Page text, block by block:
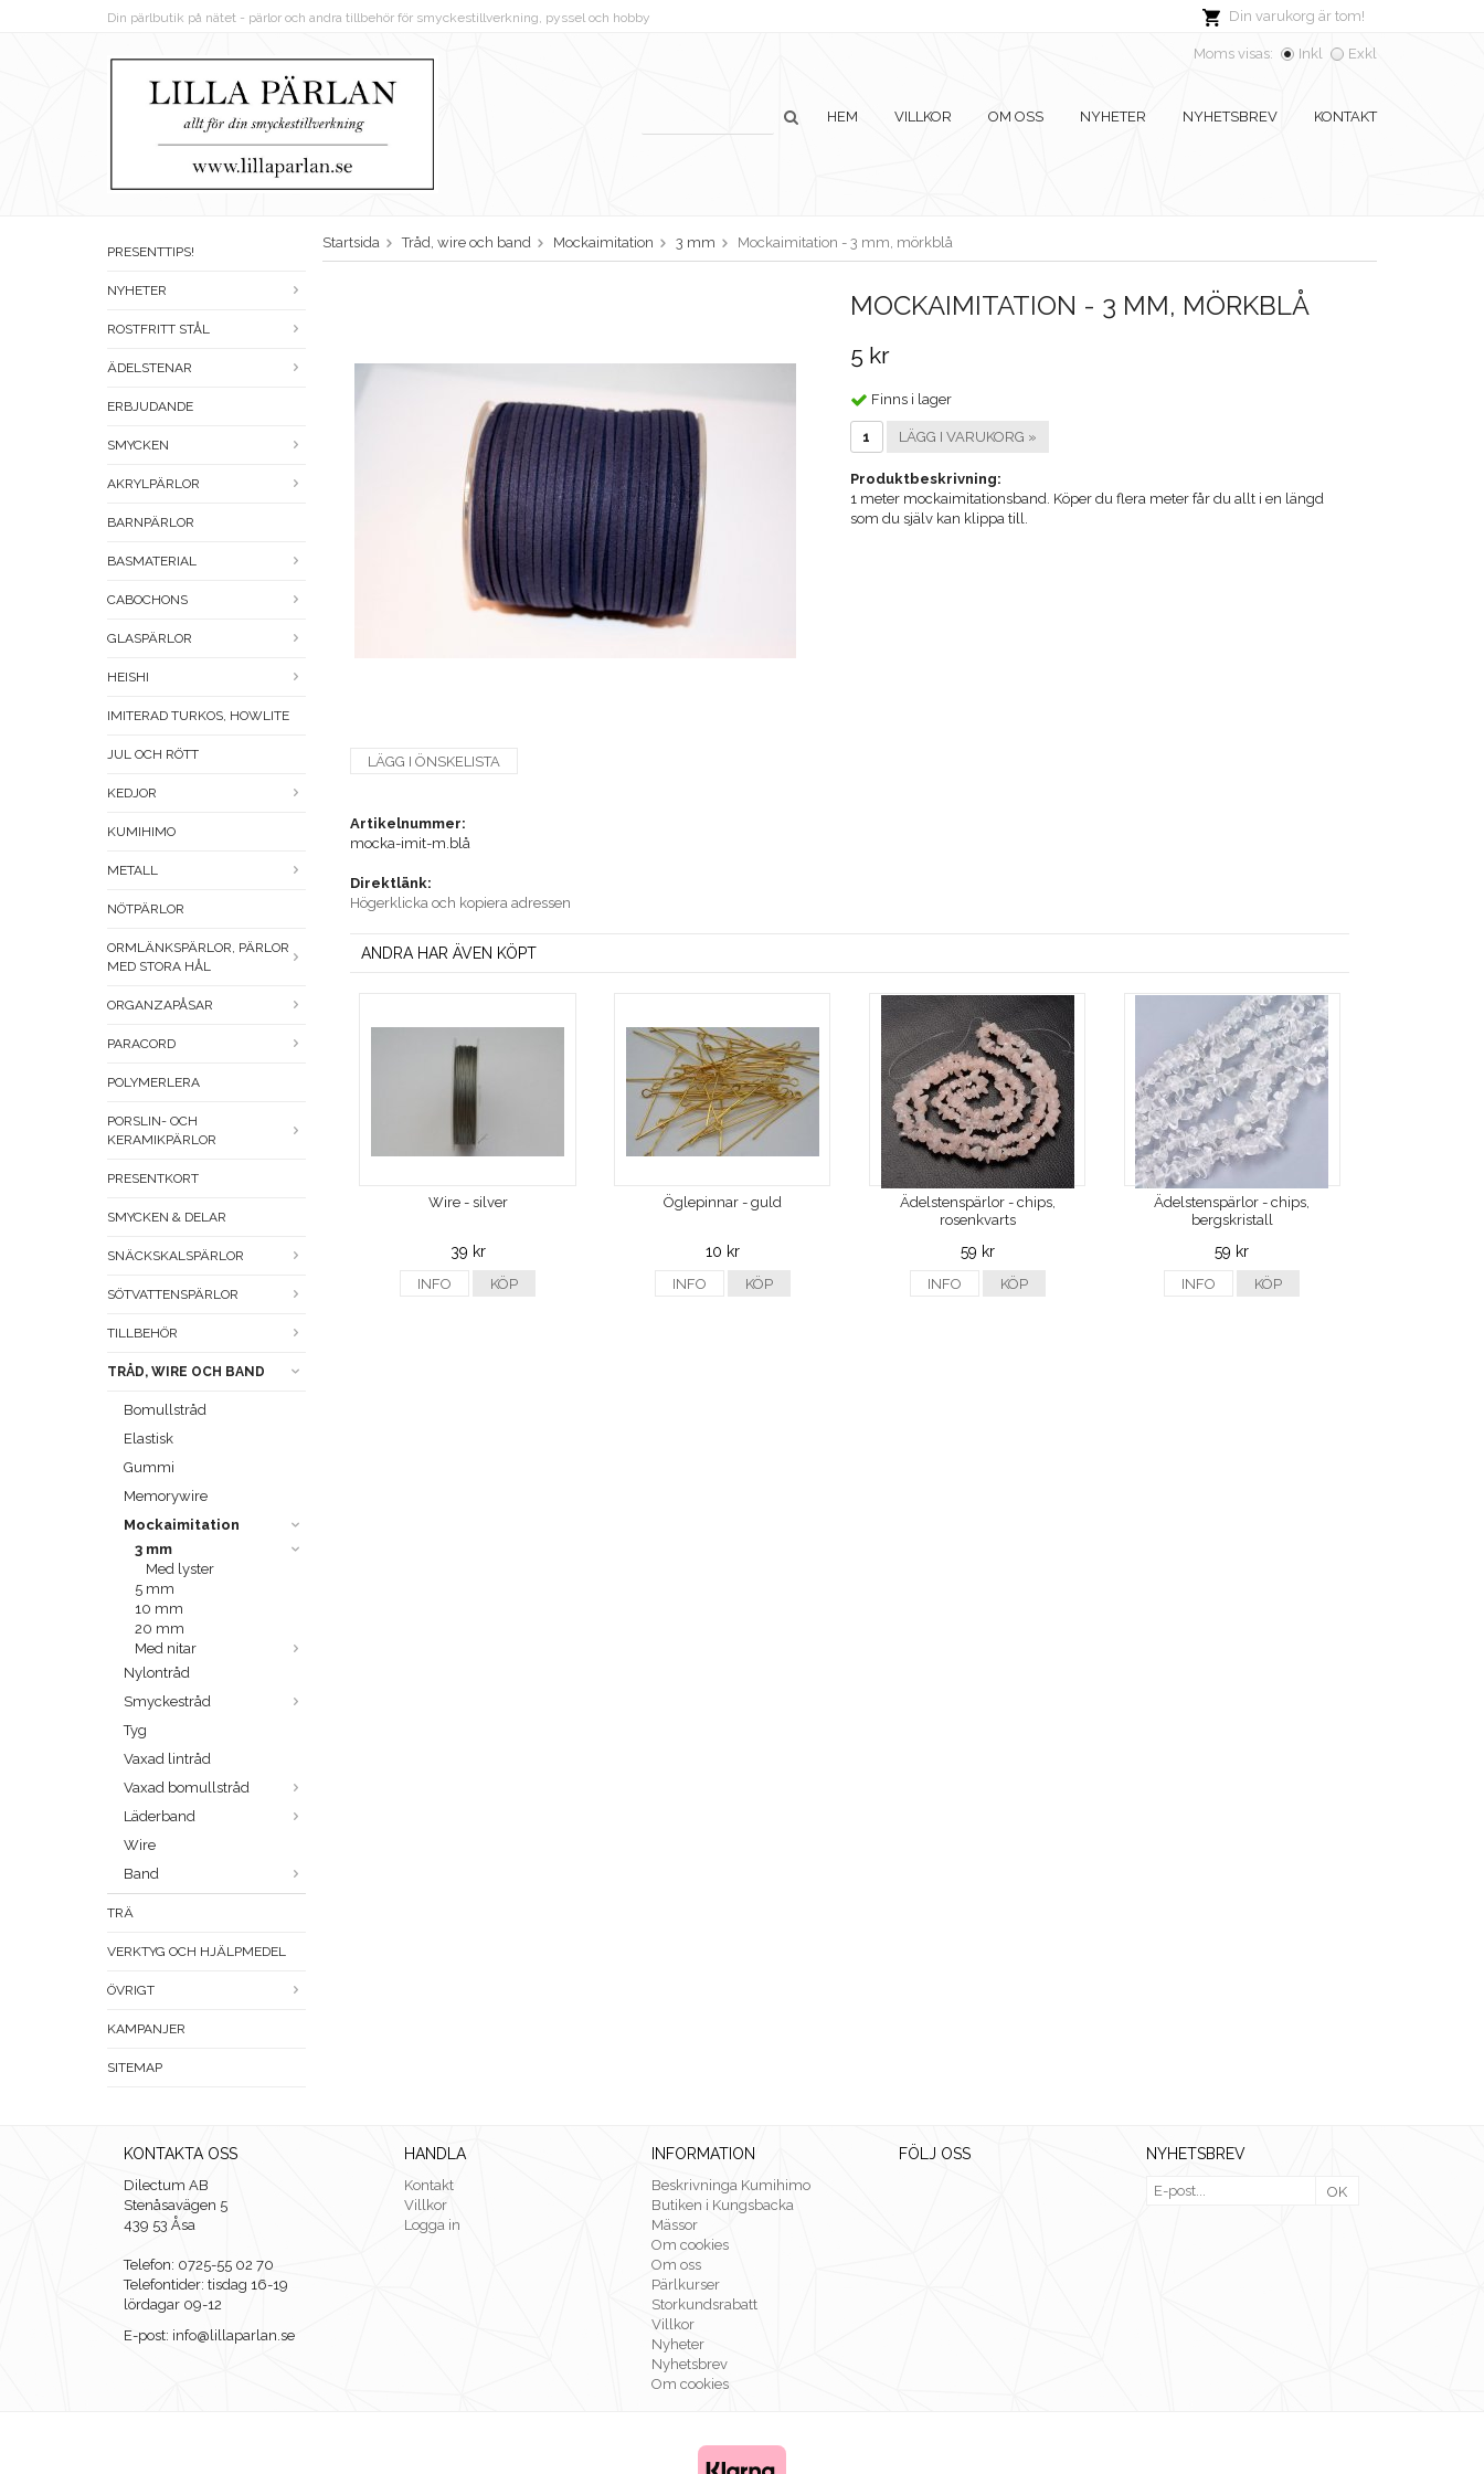
Din varukorg är tom!
Din pärlbutik på nätet - pärlor och andra tillbehör för smyckestillverkning, pyssel och hobby
Moms visas: Inkl Exkl
HEM VILLKOR OM OSS NYHETER NYHETSBREV KONTAKT
PRESENTTIPS!
NYHETER
ROSTFRITT STÅL
ÄDELSTENAR
ERBJUDANDE
SMYCKEN
AKRYLPÄRLOR
BARNPÄRLOR
BASMATERIAL
CABOCHONS
GLASPÄRLOR
HEISHI
IMITERAD TURKOS, HOWLITE
JUL OCH RÖTT
KEDJOR
KUMIHIMO
METALL
NÖTPÄRLOR
ORMLÄNKSPÄRLOR, PÄRLOR
MED STORA HÅL
ORGANZAPÅSAR
PARACORD
POLYMERLERA
PORSLIN- OCH
KERAMIKPÄRLOR
PRESENTKORT
SMYCKEN & DELAR
SNÄCKSKALSPÄRLOR
SÖTVATTENSPÄRLOR
TILLBEHÖR
TRÅD, WIRE OCH BAND
Bomullstråd
Elastisk
Gummi
Memorywire
Mockaimitation
3 mm
Med lyster
5 mm
10 mm
20 mm
Med nitar
Nylontråd
Smyckestråd
Tyg
Vaxad lintråd
Vaxad bomullstråd
Läderband
Wire
Band
TRÄ
VERKTYG OCH HJÄLPMEDEL
ÖVRIGT
KAMPANJER
SITEMAP
Startsida Tråd, wire och band Mockaimitation 3 mm Mockaimitation - 3 mm, mörkblå
MOCKAIMITATION - 3 MM, MÖRKBLÅ
5 kr
Finns i lager
LÄGG I VARUKORG »
Produktbeskrivning:
1 meter mockaimitationsband. Köper du flera meter får du allt i en längd
som du själv kan klippa till.
LÄGG I ÖNSKELISTA
Artikelnummer:
mocka-imit-m.blå
Direktlänk:
Högerklicka och kopiera adressen
ANDRA HAR ÄVEN KÖPT
Wire - silver
39 kr
INFO KÖP
Öglepinnar - guld
10 kr
INFO KÖP
Ädelstenspärlor - chips,
rosenkvarts
59 kr
INFO KÖP
Ädelstenspärlor - chips,
bergskristall
59 kr
INFO KÖP
KONTAKTA OSS
Dilectum AB
Stenåsavägen 5
439 53 Åsa
Telefon: 0725-55 02 70
Telefontider: tisdag 16-19
lördagar 09-12
E-post: info@lillaparlan.se
HANDLA
Kontakt
Villkor
Logga in
INFORMATION
Beskrivninga Kumihimo
Butiken i Kungsbacka
Mässor
Om cookies
Om oss
Pärlkurser
Storkundsrabatt
Villkor
Nyheter
Nyhetsbrev
Om cookies
FÖLJ OSS NYHETSBREV
OK